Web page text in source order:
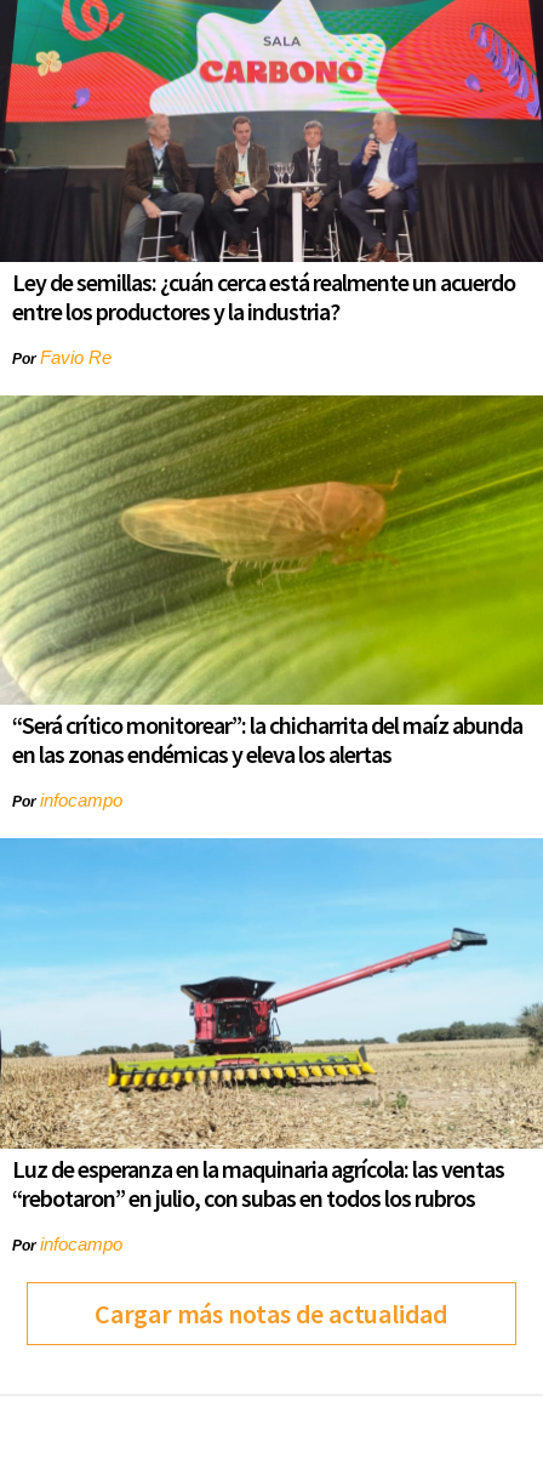
Ley de semillas: ¿cuán cerca está realmente un acuerdo
entre los productores y la industria?
PorFavio Re
“Será crítico monitorear”: la chicharrita del maíz abunda
en las zonas endémicas y eleva los alertas
Porinfocampo
Luz de esperanza en la maquinaria agrícola: las ventas
“rebotaron” en julio, con subas en todos los rubros
Porinfocampo
Cargar más notas de actualidad